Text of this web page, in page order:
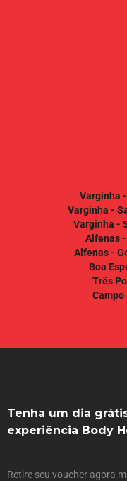
Varginha
Varginha -
Varginha -
Alfenas
Alfenas -
Boa
Três
Campo
Tenha um dia
experiência Body
Retire seu voucher agora